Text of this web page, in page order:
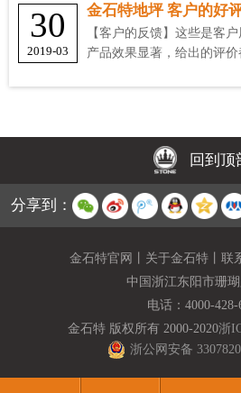
30
2019-03
金石特地坪 客户的好
【客户的反馈】这些是客
产品效果显著，给出的评
回到顶
分享到：
金石特官网 关于金石特 联
中国浙江东阳市珊
电话： 4000-428-
金石特 版权所有 2000-2020浙
浙公网安备